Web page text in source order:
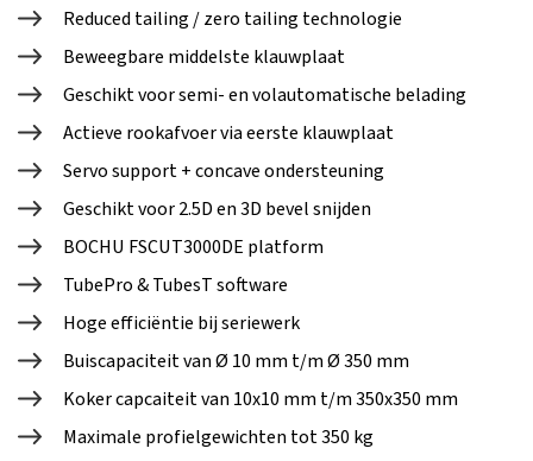
Reduced tailing / zero tailing technologie
Beweegbare middelste klauwplaat
Geschikt voor semi- en volautomatische belading
Actieve rookafvoer via eerste klauwplaat
Servo support + concave ondersteuning
Geschikt voor 2.5D en 3D bevel snijden
BOCHU FSCUT3000DE platform
TubePro & TubesT software
Hoge efficiëntie bij seriewerk
Buiscapaciteit van Ø 10 mm t/m Ø 350 mm
Koker capcaiteit van 10x10 mm t/m 350x350 mm
Maximale profielgewichten tot 350 kg